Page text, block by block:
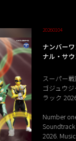
20260104
ナンバー
ナル・サ
スーパー
ゴジュウ
ラック
Number
2026.